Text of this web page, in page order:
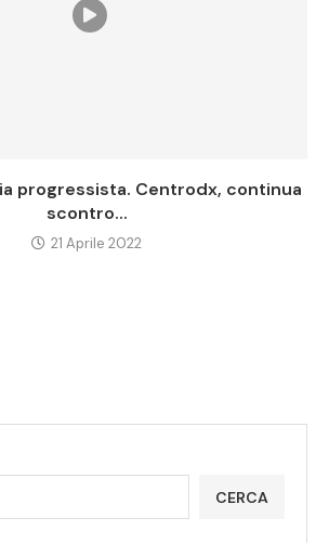
progressista. Centrodx, continua
scontro...
21 Aprile 2022
CERCA